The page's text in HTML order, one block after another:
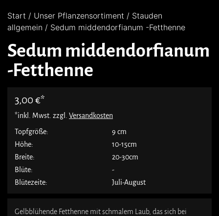
Start / Unser Pflanzensortiment / Stauden
allgemein / Sedum middendorfianum -Fetthenne
Sedum middendorfianum
-Fetthenne
3,00 €
*inkl. Mwst. zzgl. Versandkosten
Topfgröße:
9 cm
Höhe:
10-15cm
Breite:
20-30cm
Blüte:
-
Blütezeite:
Juli-August
Gelbblühende Fetthenne mit schmalem Laub, das sich bei